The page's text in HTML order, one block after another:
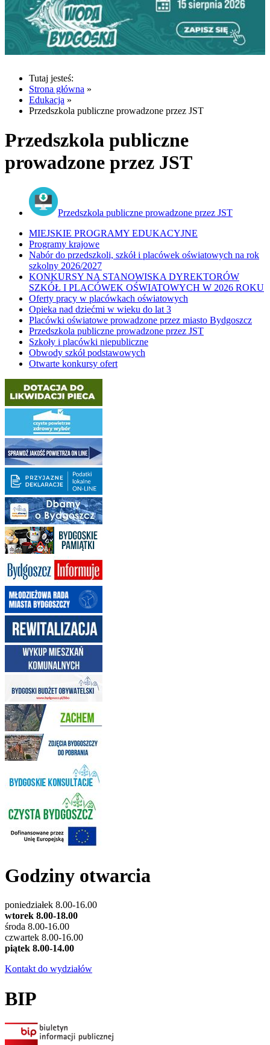
Tutaj jesteś:
Strona główna »
Edukacja »
Przedszkola publiczne prowadzone przez JST
Przedszkola publiczne
prowadzone przez JST
Przedszkola publiczne prowadzone przez JST
MIEJSKIE PROGRAMY EDUKACYJNE
Programy krajowe
Nabór do przedszkoli, szkół i placówek oświatowych na rok
szkolny 2026/2027
KONKURSY NA STANOWISKA DYREKTORÓW
SZKÓŁ I PLACÓWEK OŚWIATOWYCH W 2026 ROKU
Oferty pracy w placówkach oświatowych
Opieka nad dziećmi w wieku do lat 3
Placówki oświatowe prowadzone przez miasto Bydgoszcz
Przedszkola publiczne prowadzone przez JST
Szkoły i placówki niepubliczne
Obwody szkół podstawowych
Otwarte konkursy ofert
Godziny otwarcia
poniedziałek 8.00-16.00
wtorek 8.00-18.00
środa 8.00-16.00
czwartek 8.00-16.00
piątek 8.00-14.00
Kontakt do wydziałów
BIP